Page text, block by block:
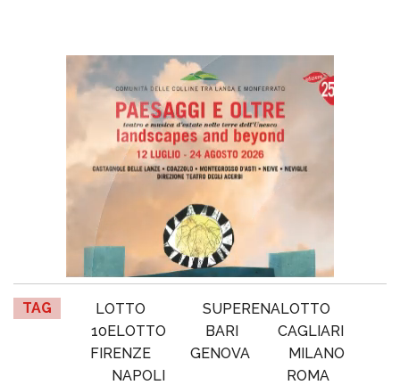
TAG LOTTO
SUPERENALOTTO
10ELOTTO
BARI
CAGLIARI
FIRENZE
GENOVA
MILANO
NAPOLI
ROMA